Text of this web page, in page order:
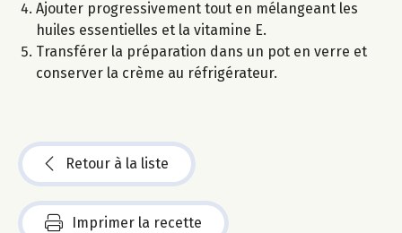
Ajouter progressivement tout en mélangeant les
huiles essentielles et la vitamine E.
Transférer la préparation dans un pot en verre et
conserver la crème au réfrigérateur.
Retour à la liste
Imprimer la recette